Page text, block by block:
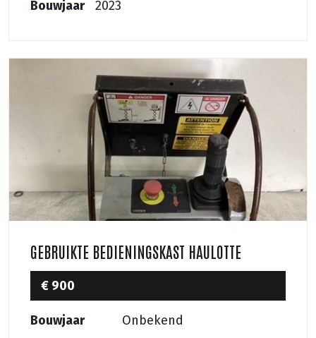
Bouwjaar 2023
GEBRUIKTE BEDIENINGSKAST HAULOTTE
€ 900
Bouwjaar Onbekend